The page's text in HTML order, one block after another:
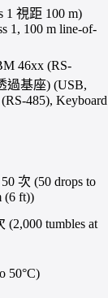
1 視距 100 m)
1, 100 m line-of-
46xx (RS-
過基座) (USB,
485), Keyboard
次 (50 drops to
(6 ft))
(2,000 tumbles at
50°C)